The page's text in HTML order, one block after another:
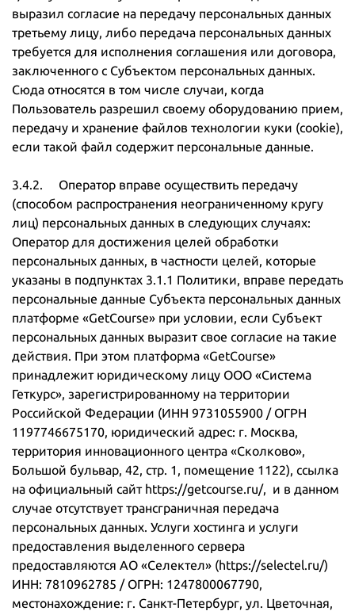
выразил согласие на передачу персональных данных
третьему лицу, либо передача персональных данных
требуется для исполнения соглашения или договора,
заключенного с Субъектом персональных данных.
Сюда относятся в том числе случаи, когда
Пользователь разрешил своему оборудованию прием,
передачу и хранение файлов технологии куки (cookie),
если такой файл содержит персональные данные.
3.4.2. Оператор вправе осуществить передачу
(способом распространения неограниченному кругу
лиц) персональных данных в следующих случаях:
Оператор для достижения целей обработки
персональных данных, в частности целей, которые
указаны в подпунктах 3.1.1 Политики, вправе передать
персональные данные Субъекта персональных данных
платформе «GetCourse» при условии, если Субъект
персональных данных выразит свое согласие на такие
действия. При этом платформа «GetCourse»
принадлежит юридическому лицу ООО «Система
Геткурс», зарегистрированному на территории
Российской Федерации (ИНН 9731055900 / ОГРН
1197746675170, юридический адрес: г. Москва,
территория инновационного центра «Сколково»,
Большой бульвар, 42, стр. 1, помещение 1122), ссылка
на официальный сайт https://getcourse.ru/, и в данном
случае отсутствует трансграничная передача
персональных данных. Услуги хостинга и услуги
предоставления выделенного сервера
предоставляются АО «Селектел» (https://selectel.ru/)
ИНН: 7810962785 / ОГРН: 1247800067790,
местонахождение: г. Санкт-Петербург, ул. Цветочная,